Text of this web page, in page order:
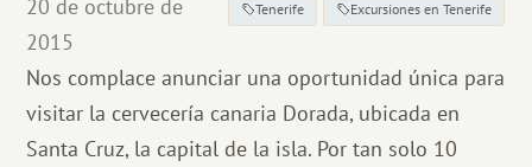
20 de octubre de
2015
Tenerife Excursiones en Tenerife
Nos complace anunciar una oportunidad única para
visitar la cervecería canaria Dorada, ubicada en
Santa Cruz, la capital de la isla. Por tan solo 10